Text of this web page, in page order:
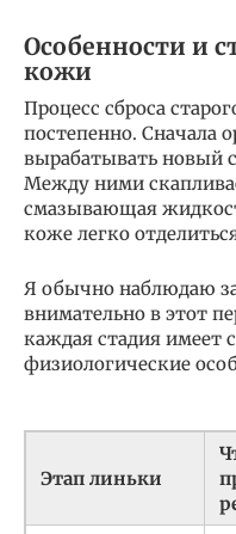
Особенности и
кожи
Процесс сброса
постепенно. Сначала
вырабатывать новый
Между ними
смазывающая
коже легко
Я обычно наблюдаю
внимательно в этот
каждая стадия имеет
физиологические
Этап линьки